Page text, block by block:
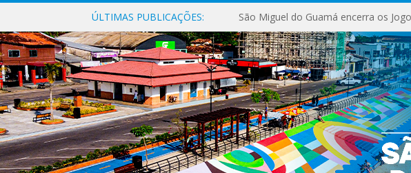
ÚLTIMAS PUBLICAÇÕES: